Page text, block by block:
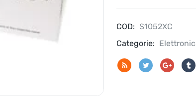
915
2525W
2545
2526
COD: S1052XC
Categorie: